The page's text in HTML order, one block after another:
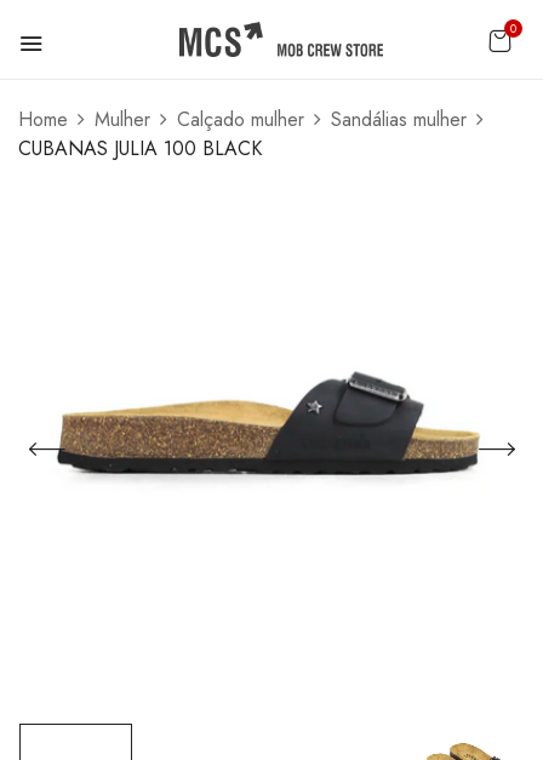
0
Home Mulher Calçado mulher
Sandálias mulher
CUBANAS JULIA 100 BLACK